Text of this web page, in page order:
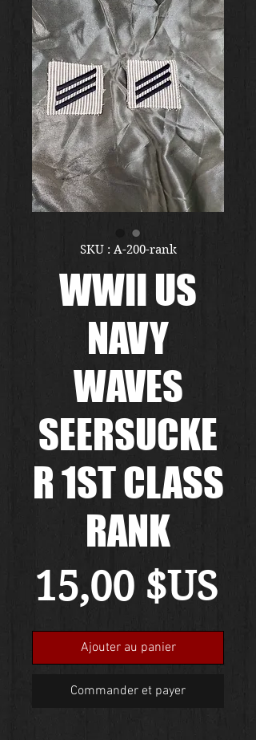
SKU : A-200-rank
WWII US
NAVY
WAVES
SEERSUCKE
R 1ST CLASS
RANK
15,00 $US
Ajouter au panier
Commander et payer